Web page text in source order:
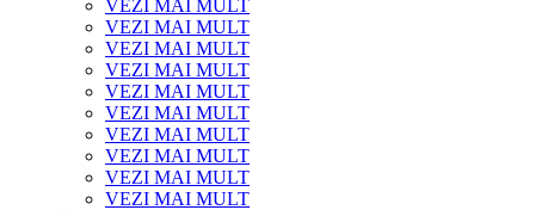
VEZI MAI MULT
VEZI MAI MULT
VEZI MAI MULT
VEZI MAI MULT
VEZI MAI MULT
VEZI MAI MULT
VEZI MAI MULT
VEZI MAI MULT
VEZI MAI MULT
VEZI MAI MULT